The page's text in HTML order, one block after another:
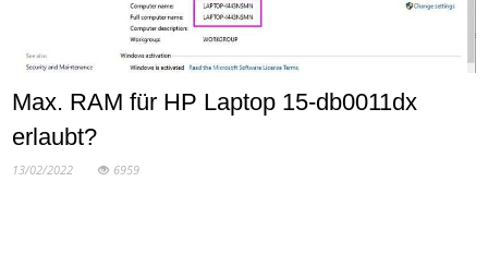
Max. RAM für HP Laptop 15-db0011dx
erlaubt?
13/02/2022 6959